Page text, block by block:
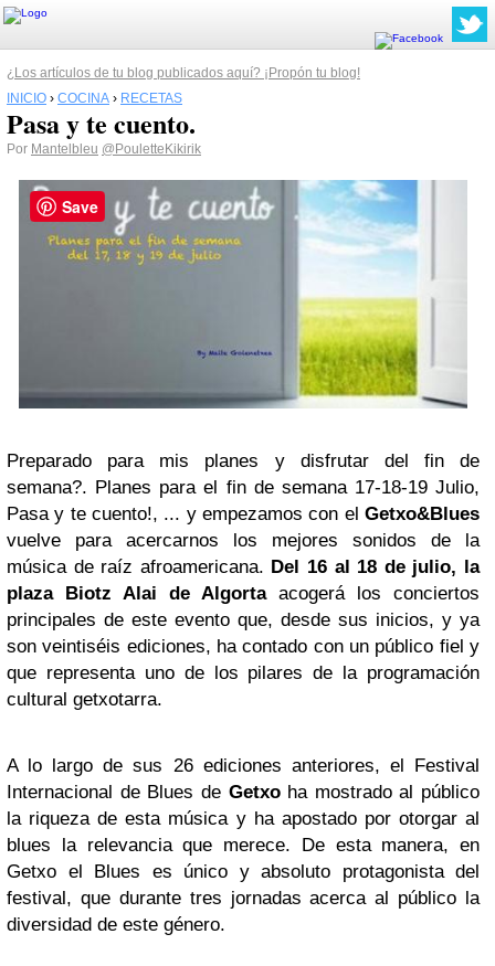
¿Los artículos de tu blog publicados aquí? ¡Propón tu blog!
INICIO › COCINA › RECETAS
Pasa y te cuento.
Por Mantelbleu @PouletteKikirik
Preparado para mis planes y disfrutar del fin de
semana?. Planes para el fin de semana 17-18-19 Julio,
Pasa y te cuento!, ... y empezamos con el Getxo&Blues
vuelve para acercarnos los mejores sonidos de la
música de raíz afroamericana. Del 16 al 18 de julio, la
plaza Biotz Alai de Algortaacogerá los conciertos
principales de este evento que, desde sus inicios, y ya
son veintiséis ediciones, ha contado con un público fiel y
que representa uno de los pilares de la programación
cultural getxotarra.
A lo largo de sus 26 ediciones anteriores, el Festival
Internacional de Blues de Getxoha mostrado al público
la riqueza de esta música y ha apostado por otorgar al
blues la relevancia que merece. De esta manera, en
Getxo el Blues es único y absoluto protagonista del
festival, que durante tres jornadas acerca al público la
diversidad de este género.
Save